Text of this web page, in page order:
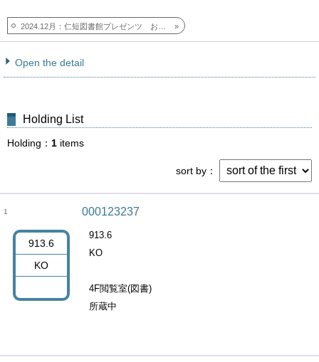
2024.12月：仁短図書館プレゼンツ おすすめしたい本
Open the detail
Holding List
Holding 1 items
sort by
1
913.6
KO
000123237
913.6
KO
4F閲覧室(図書)
所蔵中